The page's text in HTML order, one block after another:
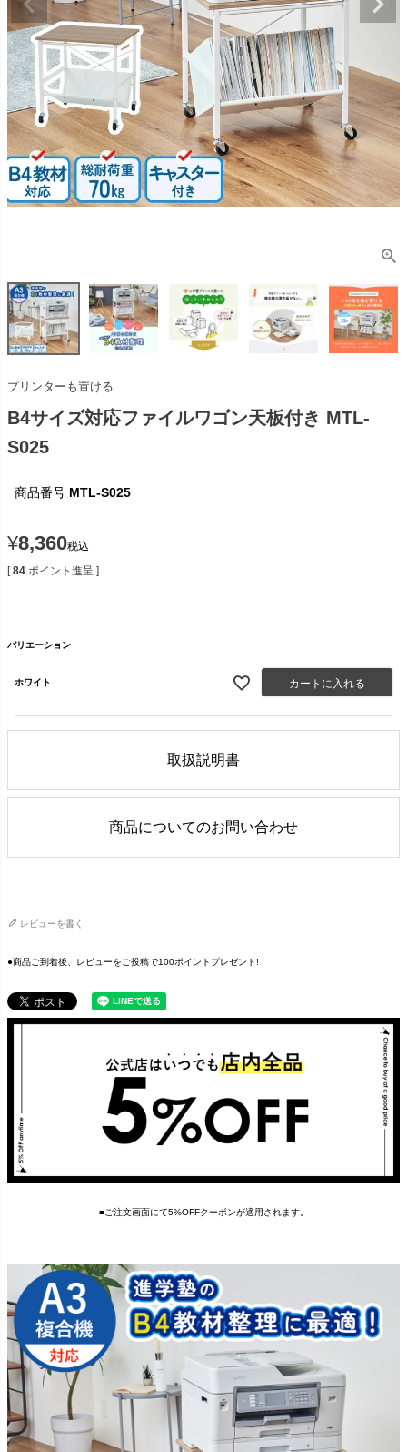
プリンターも置ける
B4サイズ対応ファイルワゴン天板付き MTL-
S025
商品番号 MTL-S025
¥8,360税込
[ 84 ポイント進呈 ]
バリエーション
ホワイト カートに入れる
取扱説明書
商品についてのお問い合わせ
レビューを書く
●商品ご到着後、レビューをご投稿で100ポイントプレゼント!
■ご注文画面にて5%OFFクーポンが適用されます。